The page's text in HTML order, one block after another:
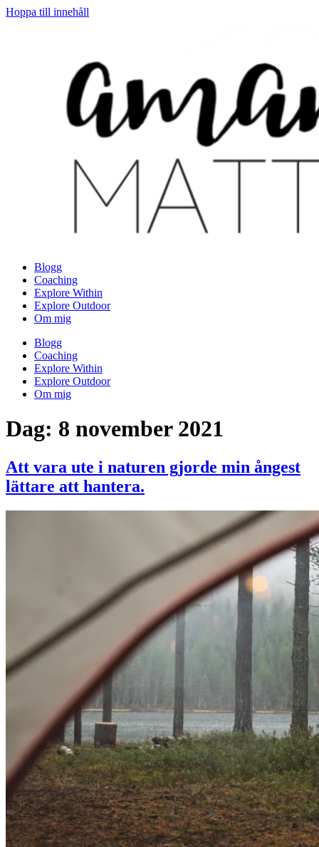
Hoppa till innehåll
Blogg
Coaching
Explore Within
Explore Outdoor
Om mig
Blogg
Coaching
Explore Within
Explore Outdoor
Om mig
Dag: 8 november 2021
Att vara ute i naturen gjorde min ångest
lättare att hantera.